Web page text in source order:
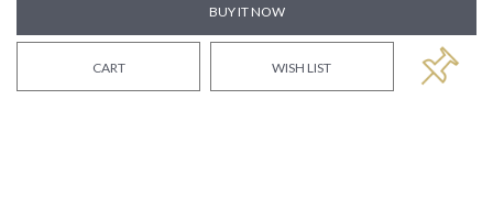
BUY IT NOW
CART WISH LIST